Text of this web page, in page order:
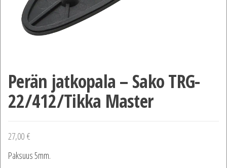
Perän jatkopala – Sako TRG-
22/412/Tikka Master
27,00 €
Paksuus 5mm.